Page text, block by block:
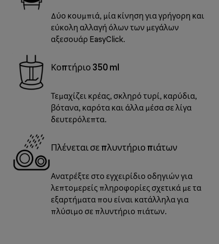
Δύο κουμπιά, μία κίνηση για γρήγορη και
εύκολη αλλαγή όλων των μεγάλων
αξεσουάρ EasyClick.
Κοπτήριο 350 ml
Τεμαχίζει κρέας, σκληρό τυρί, καρύδια,
βότανα, καρότα και άλλα μέσα σε λίγα
δευτερόλεπτα.
Πλένεται σε πλυντήριο πιάτων
Ανατρέξτε στο εγχειρίδιο οδηγιών για
λεπτομερείς πληροφορίες σχετικά με τα
εξαρτήματα που είναι κατάλληλα για
πλύσιμο σε πλυντήριο πιάτων.